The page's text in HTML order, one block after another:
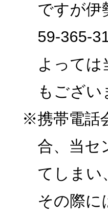
ですが伊
59-365-
よって
もござ
※携帯電話
合、当セ
てしまい
その際に